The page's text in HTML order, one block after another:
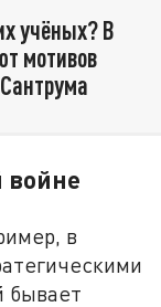
учёных? В
мотивов
войне
в
бывает